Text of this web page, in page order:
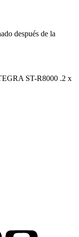
después de la
ST-R8000 .2 x